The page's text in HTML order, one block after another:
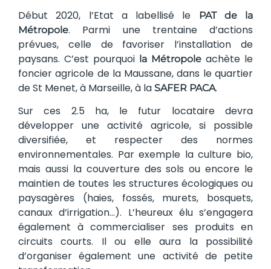
Début 2020, l’Etat a labellisé le
PAT de la
Métropole. Parmi une trentaine d’actions
prévues, celle de favoriser l’installation de
paysans. C’est pourquoi la Métropole achète le
foncier agricole de la Maussane, dans le quartier
de St Menet, à Marseille, à la SAFER PACA.
Sur ces 2.5 ha, le futur locataire devra
développer une activité agricole, si possible
diversifiée, et respecter des normes
environnementales. Par exemple la culture bio,
mais aussi la couverture des sols ou encore le
maintien de toutes les structures écologiques ou
paysagères (haies, fossés, murets, bosquets,
canaux d’irrigation…). L’heureux élu s’engagera
également à commercialiser ses produits en
circuits courts. Il ou elle aura la possibilité
d’organiser également une activité de petite